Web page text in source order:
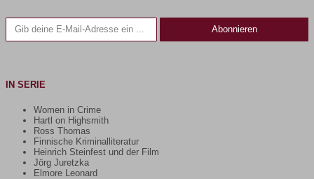
Gib deine E-Mail-Adresse ein ...
Abonnieren
IN SERIE
Women in Crime
Hartl on Highsmith
Ross Thomas
Finnische Kriminalliteratur
Heinrich Steinfest und der Film
Jörg Juretzka
Elmore Leonard